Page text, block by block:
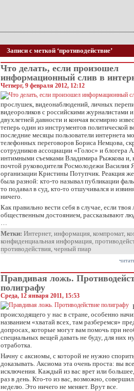
Записи с меткой ‘противодействие’
Что делать, если произошел
информационный слив в
Четверг, 9 февраля 2012, 12:12
прослушек, видеонаблюдений, личных
видеороликов с российскими журналистами
двухлетней давности и кончая всемирно
теперь один из инструментов политической
последние месяцы пользователи интернета
телефонных переговоров Бориса Немцова,
сотрудников ассоциации «Голос» и блогера
интимными съемками Владимира Рыжкова и,
почтой руководителя Росмолодежи Василия
организации Кристины Потупчик. Реакция
была разной: кто-то называл публикации
то подавал в суд, кто-то отшучивался и
ничего.
Как правильно вести себя в случае, если твоя
общественным достоянием, рассказывают
…
Метки: Интернет, информация, компромат,
конфиденциальная информация,
противодействия, черный пиар
Правдивая ложь.
полиграфу
Среда, 12 января 2011, 15:53
происходящего у нас в стране, особенно
названием «хватай всех, там разберемся»
допросах, которые могут вам помочь при
специальных вещей давать не буду, для них
отработка.
Начну с аксиомы, с которой не нужно
доказывать. Аксиома эта очень проста: вы
исключения. Каждый из вас врет или
раз в день. Кто-то из вас, возможно,
неделю. Это ничего не меняет. Врут все.